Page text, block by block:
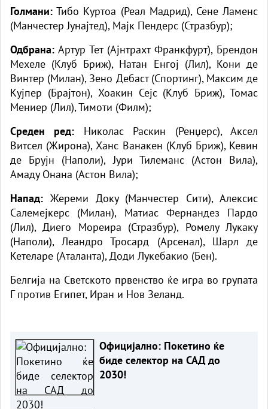
Голмани: Тибо Куртоа (Реал Мадрид), Сене Ламенс
(Манчестер Јунајтед), Мајк Пендерс (Стразбур);
Одбрана: Артур Тет (Ајнтрахт Франкфурт), Брендон
Мехеле (Клуб Бриж), Натан Енгој (Лил), Кони де
Винтер (Милан), Зено Дебаст (Спортинг), Максим де
Кујпер (Брајтон), Хоакин Сејс (Клуб Бриж), Томас
Мениер (Лил), Тимоти (Филм);
Среден ред: Николас Раскин (Ренџерс), Аксел
Витсел (Жирона), Ханс Ванакен (Клуб Бриж), Кевин
де Брујн (Наполи), Јури Тилеманс (Астон Вила),
Амаду Онана (Астон Вила);
Напад: Жереми Доку (Манчестер Сити), Алексис
Салемејкерс (Милан), Матиас Фернандез Пардо
(Лил), Диего Мореира (Стразбур), Ромелу Лукаку
(Наполи), Леандро Тросард (Арсенал), Шарл де
Кетеларе (Аталанта), Доди Лукебакио (Бен).
Белгија на Светското првенство ќе игра во групата
Г против Египет, Иран и Нов Зеланд.
Официјално: Покетино ќе
биде селектор на САД до
2030!